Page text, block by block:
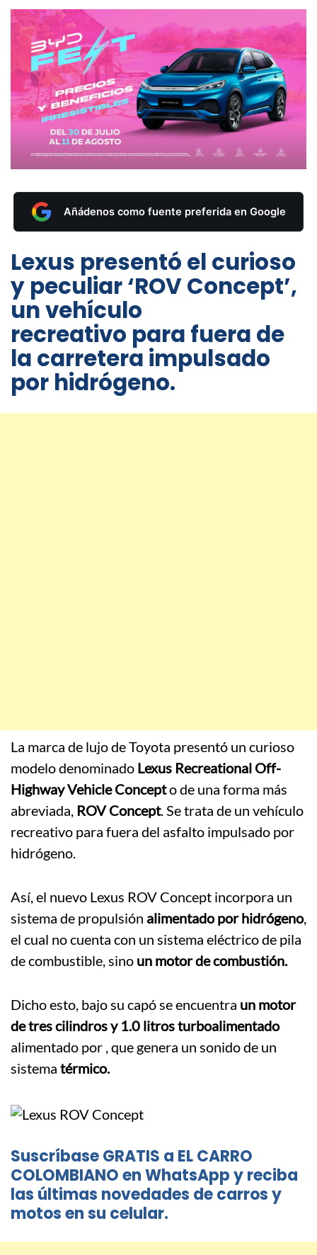
Añádenos como fuente preferida en Google
Lexus presentó el curioso
y peculiar ‘ROV Concept’,
un vehículo
recreativo para fuera de
la carretera impulsado
por hidrógeno.
La marca de lujo de Toyota presentó un curioso
modelo denominado Lexus Recreational Off-
Highway Vehicle Concepto de una forma más
abreviada, ROV Concept. Se trata de un vehículo
recreativo para fuera del asfalto impulsado por
hidrógeno.
Así, el nuevo Lexus ROV Concept incorpora un
sistema de propulsión alimentado por hidrógeno,
el cual no cuenta con un sistema eléctrico de pila
de combustible, sino un motor de combustión.
Dicho esto, bajo su capó se encuentra un motor
de tres cilindros y 1.0 litros turboalimentado
alimentado por , que genera un sonido de un
sistema térmico.
Suscríbase GRATIS a EL CARRO
COLOMBIANO en WhatsApp y reciba
las últimas novedades de carros y
motos en su celular.